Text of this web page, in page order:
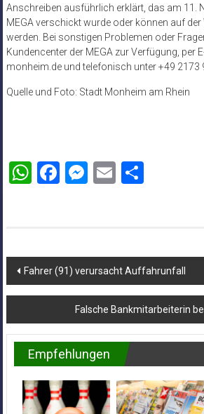
Anschreiben ausführlich erklärt, das am 11.
MEGA verschickt wurde oder können auf
werden. Bei sonstigen Problemen oder
Kundencenter der MEGA zur Verfügung, per
monheim.de und telefonisch unter +49 2173
Quelle und Foto: Stadt Monheim am Rhein
WhatsApp
Facebook
Messenger
Email
Beitragsnavigation
Fahrer (91) verursacht Auffahrunfall
Falsche Bankmitarbeiterin
Empfehlungen